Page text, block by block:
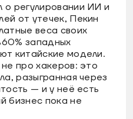
о регулировании ИИ и
от утечек, Пекин
веса своих
западных
китайские модели.
про хакеров: это
разыгранная через
— и у неё есть
бизнес пока не